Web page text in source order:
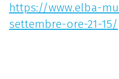
https://www.elba-
settembre-ore-21-15/